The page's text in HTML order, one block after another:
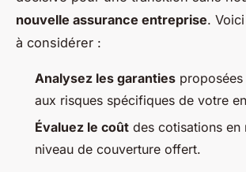
nouvelle assurance entreprise.
à considérer :
Analysez les garanties
aux risques spécifiques de votre
Évaluez le coût des cotisations en
niveau de couverture offert.